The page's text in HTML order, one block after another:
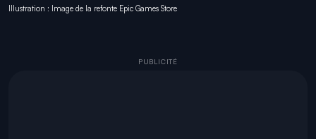
Illustration : Image de la refonte Epic Games Store